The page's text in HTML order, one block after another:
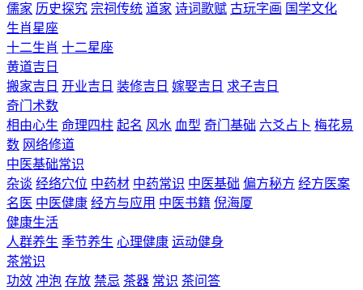
儒家 历史探究 宗祠传统 道家 诗词歌赋 古玩字画 国学文化
生肖星座
十二生肖 十二星座
黄道吉日
搬家吉日 开业吉日 装修吉日 嫁娶吉日 求子吉日
奇门术数
相由心生 命理四柱 起名 风水 血型 奇门基础 六爻占卜 梅花易
数 网络修道
中医基础常识
杂谈 经络穴位 中药材 中药常识 中医基础 偏方秘方 经方医案
名医 中医健康 经方与应用 中医书籍 倪海厦
健康生活
人群养生 季节养生 心理健康 运动健身
茶常识
功效 冲泡 存放 禁忌 茶器 常识 茶问答